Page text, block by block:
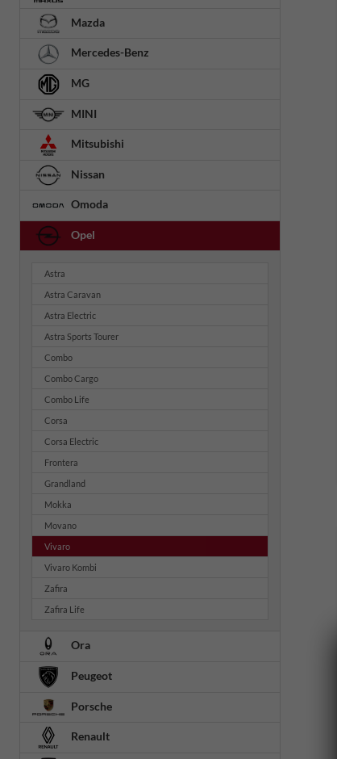
Mazda
Mercedes-Benz
MG
MINI
Mitsubishi
Nissan
Omoda
Opel
Astra
Astra Caravan
Astra Electric
Astra Sports Tourer
Combo
Combo Cargo
Combo Life
Corsa
Corsa Electric
Frontera
Grandland
Mokka
Movano
Vivaro
Vivaro Kombi
Zafira
Zafira Life
Ora
Peugeot
Porsche
Renault